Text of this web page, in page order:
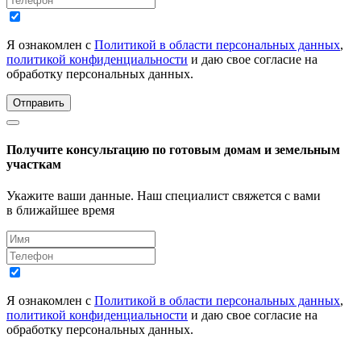
Я ознакомлен с Политикой в области персональных данных,
политикой конфиденциальности и даю свое согласие на
обработку персональных данных.
Отправить
Получите консультацию по готовым домам и земельным
участкам
Укажите ваши данные. Наш специалист свяжется с вами
в ближайшее время
Я ознакомлен с Политикой в области персональных данных,
политикой конфиденциальности и даю свое согласие на
обработку персональных данных.